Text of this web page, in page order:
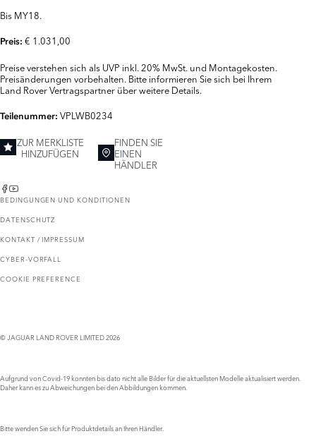
Bis MY18.
Preis: € 1.031,00
Preise verstehen sich als UVP inkl. 20% MwSt. und Montagekosten.
Preisänderungen vorbehalten. Bitte informieren Sie sich bei Ihrem
Land Rover Vertragspartner über weitere Details.
Teilenummer: VPLWB0234
ZUR MERKLISTE
HINZUFÜGEN
FINDEN SIE
EINEN
HÄNDLER
BEDINGUNGEN UND KONDITIONEN
DATENSCHUTZ
KONTAKT / IMPRESSUM
CYBER-VORFALL
COOKIE PREFERENCE
© JAGUAR LAND ROVER LIMITED 2026
Aufgrund von Covid-19 konnten bis dato nicht alle Bilder für die aktuellsten Modelle aktualisiert werden.
Daher kann es zu Abweichungen bei den Abbildungen kommen.
Bitte wenden Sie sich für Produktdetails an Ihren Händler.